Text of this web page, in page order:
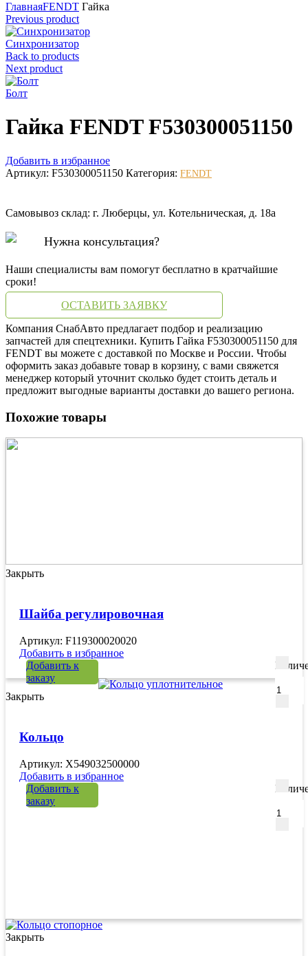
ГлавнаяFENDT Гайка
Previous product
Синхронизатор
Back to products
Next product
Болт
Гайка FENDT F530300051150
Добавить в избранное
Артикул: F530300051150 Категория: FENDT
Самовывоз склад: г. Люберцы, ул. Котельническая, д. 18а
Нужна консультация?
Наши специалисты вам помогут бесплатно в кратчайшие
сроки!
ОСТАВИТЬ ЗАЯВКУ
Компания СнабАвто предлагает подбор и реализацию
запчастей для спецтехники. Купить Гайка F530300051150 для
FENDT вы можете с доставкой по Москве и России. Чтобы
оформить заказ добавьте товар в корзину, с вами свяжется
менеджер который уточнит сколько будет стоить деталь и
предложит выгодные варианты доставки до вашего региона.
Похожие товары
Закрыть
Шайба регулировочная
Артикул: F119300020020
Добавить в избранное
Добавить к
заказу
Закрыть
Кольцо
Артикул: X549032500000
Добавить в избранное
Добавить к
заказу
Закрыть